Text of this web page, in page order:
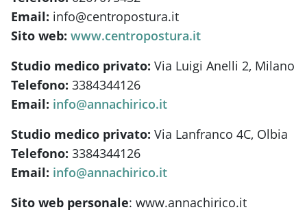
Email: info@centropostura.it
Sito web: www.centropostura.it
Studio medico privato: Via Luigi Anelli 2, Milano
Telefono: 3384344126
Email: info@annachirico.it
Studio medico privato: Via Lanfranco 4C, Olbia
Telefono: 3384344126
Email: info@annachirico.it
Sito web personale: www.annachirico.it